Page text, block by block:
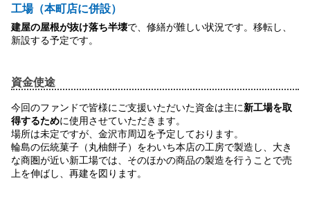
工場（本町店に併設）
建屋の屋根が抜け落ち半壊で、修繕が難しい状況です。移転し、
新設する予定です。
資金使途
今回のファンドで皆様にご支援いただいた資金は主に新工場を取
得するために使用させていただきます。
場所は未定ですが、金沢市周辺を予定しております。
輪島の伝統菓子（丸柚餅子）をわいち本店の工房で製造し、大き
な商圏が近い新工場では、そのほかの商品の製造を行うことで売
上を伸ばし、再建を図ります。